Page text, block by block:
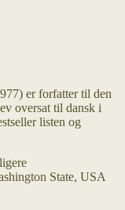
er forfatter til den
oversat til dansk i
listen og
State, USA